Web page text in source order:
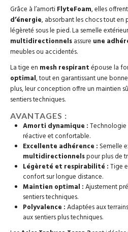
Grâce à l’amorti FlyteFoam, elles
d’énergie, absorbant les chocs tout en
légèreté sous le pied. La semelle
multidirectionnelsassure une
meubles ou accidentés.
La tige en mesh respirantépouse la
optimal, tout en garantissant une
plus, leur conception offre un maintien
sentiers techniques.
AVANTAGES :
Amorti dynamique :Technologie
réactive et confortable.
Excellente adhérence : Semelle
multidirectionnelspour plus de
Légèreté et respirabilité :Tige
confort sur longue distance.
Maintien optimal :Ajustement
sentiers techniques.
Polyvalence :Adaptées aux
aux sentiers plus techniques.